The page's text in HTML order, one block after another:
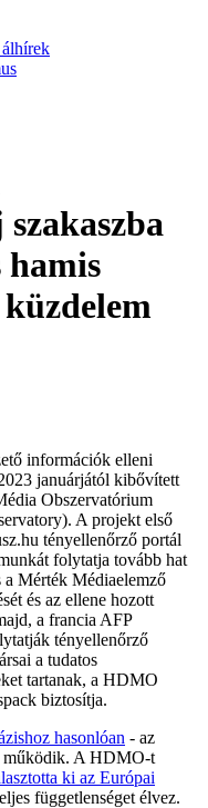
álhírek
hamis
információk elleni
januárjától kibővített
Obszervatórium
A projekt első
tényellenőrző portál
folytatja tovább hat
a Mérték Médiaelemző
és az ellene hozott
a francia AFP
tényellenőrző
a tudatos
tartanak, a HDMO
biztosítja.
hasonlóan - az
működik. A HDMO-t
ki az Európai
függetlenséget élvez.